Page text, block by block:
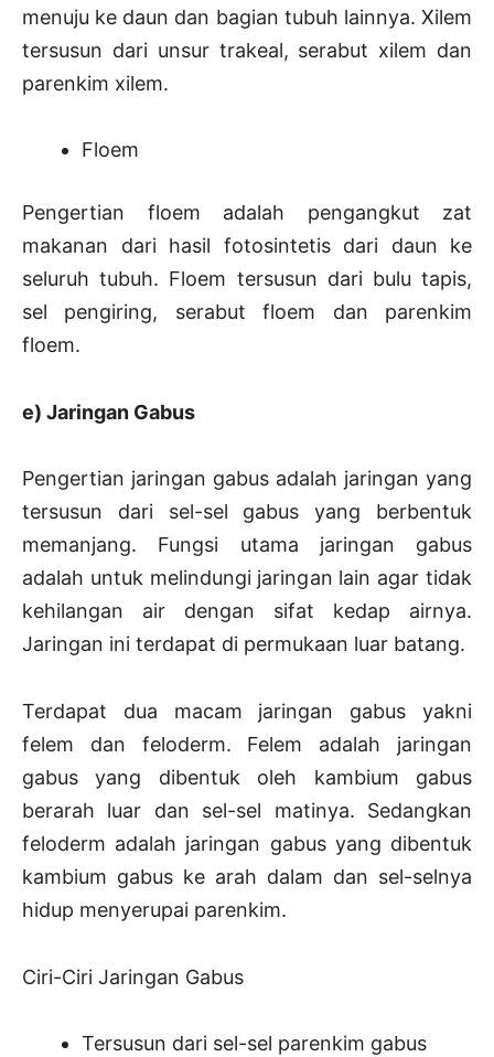
menuju ke daun dan bagian tubuh lainnya. Xilem
tersusun dari unsur trakeal, serabut xilem dan
parenkim xilem.
Floem
Pengertian floem adalah pengangkut zat
makanan dari hasil fotosintetis dari daun ke
seluruh tubuh. Floem tersusun dari bulu tapis,
sel pengiring, serabut floem dan parenkim
floem.
e) Jaringan Gabus
Pengertian jaringan gabus adalah jaringan yang
tersusun dari sel-sel gabus yang berbentuk
memanjang. Fungsi utama jaringan gabus
adalah untuk melindungi jaringan lain agar tidak
kehilangan air dengan sifat kedap airnya.
Jaringan ini terdapat di permukaan luar batang.
Terdapat dua macam jaringan gabus yakni
felem dan feloderm. Felem adalah jaringan
gabus yang dibentuk oleh kambium gabus
berarah luar dan sel-sel matinya. Sedangkan
feloderm adalah jaringan gabus yang dibentuk
kambium gabus ke arah dalam dan sel-selnya
hidup menyerupai parenkim.
Ciri-Ciri Jaringan Gabus
Tersusun dari sel-sel parenkim gabus